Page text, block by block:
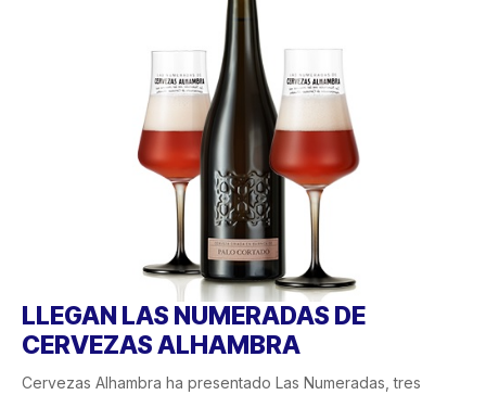
LLEGAN LAS NUMERADAS DE
CERVEZAS ALHAMBRA
Cervezas Alhambra ha presentado Las Numeradas, tres